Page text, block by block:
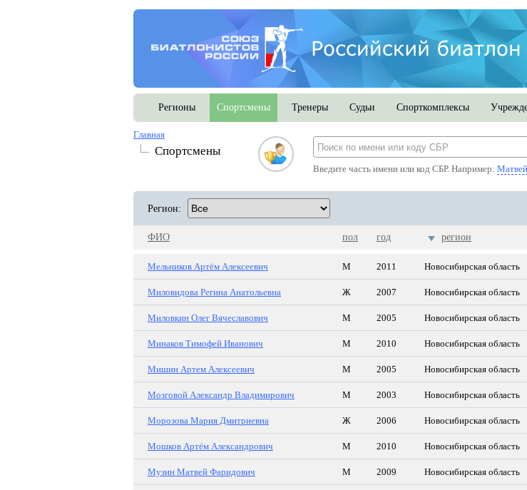
Регионы Спортсмены Тренеры Судьи Спорткомплексы
Главная
Спортсмены
Введите часть имени или код СБР. Например:
Регион:
ФИО пол год регион
Мельников Артём Алексеевич М 2011 Новосибирская область
Миловидова Регина Анатольевна Ж 2007 Новосибирская область
Миловкин Олег Вячеславович М 2005 Новосибирская область
Минаков Тимофей Иванович М 2010 Новосибирская область
Мишин Артем Алексеевич М 2005 Новосибирская область
Мозговой Александр Владимирович М 2003 Новосибирская область
Морозова Мария Дмитриевна Ж 2006 Новосибирская область
Мошков Артём Александрович М 2010 Новосибирская область
Музин Матвей Фаридович М 2009 Новосибирская область